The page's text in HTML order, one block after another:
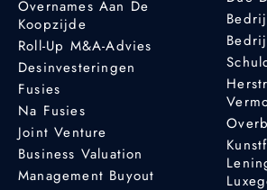
Overnames Aan De
Koopzijde
Roll-Up M&A-Advies
Desinvesteringen
Fusies
Na Fusies
Joint Venture
Business Valuation
Management Buyout